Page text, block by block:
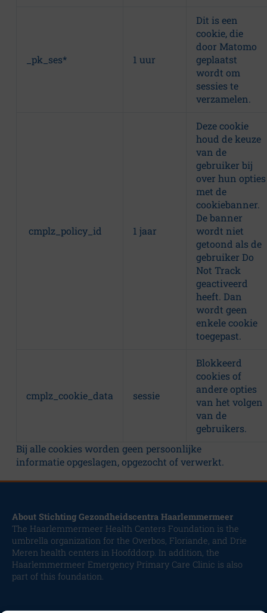
_pk_ses* 1 uur
Dit is een
cookie, die
door Matomo
geplaatst
wordt om
sessies te
verzamelen.
cmplz_policy_id 1 jaar
Deze cookie
houd de keuze
van de
gebruiker bij
over hun opties
met de
cookiebanner.
De banner
wordt niet
getoond als de
gebruiker Do
Not Track
geactiveerd
heeft. Dan
wordt geen
enkele cookie
toegepast.
cmplz_cookie_data sessie
Blokkeerd
cookies of
andere opties
van het volgen
van de
gebruikers.
Bij alle cookies worden geen persoonlijke
informatie opgeslagen, opgezocht of verwerkt.
About Stichting Gezondheidscentra Haarlemmermeer
The Haarlemmermeer Health Centers Foundation is the
umbrella organization for the Overbos, Floriande, and Drie
Meren health centers in Hoofddorp. In addition, the
Haarlemmermeer Emergency Primary Care Clinic is also
part of this foundation.